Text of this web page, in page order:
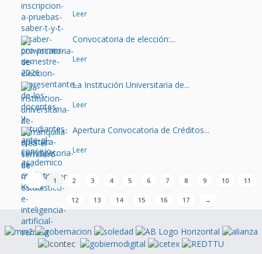
Leer
Convocatoria de elección:...
Leer
La Institución Universitaria de...
Leer
Apertura Convocatoria de Créditos...
Leer
← 1 2 3 4 5 6 7 8 9 10 11
12 13 14 15 16 17 →